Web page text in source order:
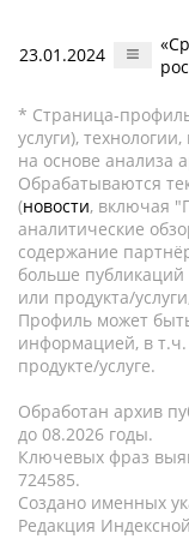
23.01.2024
* Страница-
услуги),
на основе анализа
Обрабатываются
(новости, включая
аналитические
содержание
больше
или продукта/
Профиль может
информацией, в
продукте/услуге.
Обработан архив
до 08.2026 годы.
Ключевых фраз
724585.
Создано именных
Редакция